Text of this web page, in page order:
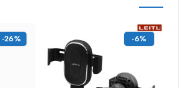
-6%
-26%